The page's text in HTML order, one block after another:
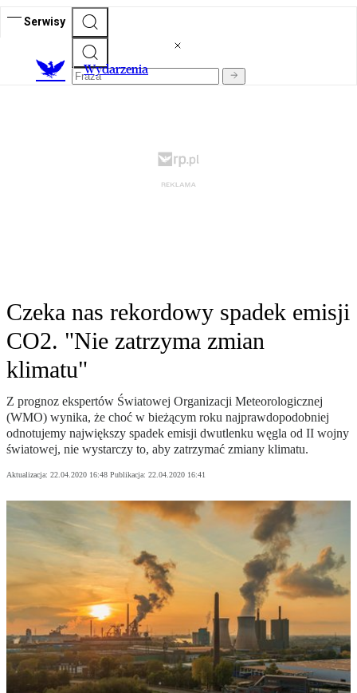
Serwisy
Wydarzenia
Czeka nas rekordowy spadek emisji
CO2. "Nie zatrzyma zmian
klimatu"
Z prognoz ekspertów Światowej Organizacji Meteorologicznej
(WMO) wynika, że choć w bieżącym roku najprawdopodobniej
odnotujemy największy spadek emisji dwutlenku węgla od II wojny
światowej, nie wystarczy to, aby zatrzymać zmiany klimatu.
Aktualizacja: 22.04.2020 16:48 Publikacja: 22.04.2020 16:41